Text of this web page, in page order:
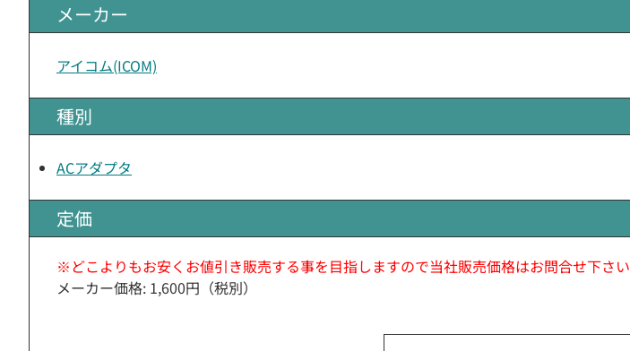
メーカー
アイコム(ICOM)
種別
ACアダプタ
定価
※どこよりもお安くお値引き販売する事を目指しますので当社販売価格はお問合せ下さい
メーカー価格: 1,600円（税別）